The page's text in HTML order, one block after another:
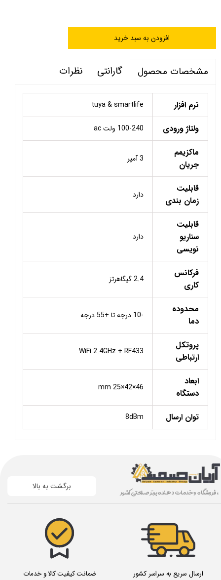
افزودن به سبد خرید
مشخصات محصول گارانتی نظرات
نرم افزار tuya & smartlife
ولتاژ ورودی 100-240 ولت ac
ماکزیمم
جریان
3 آمپر
قابلیت
زمان بندی
دارد
قابلیت
سناریو
نویسی
دارد
فرکانس
کاری
2.4 گیگاهرتز
محدوده
دما
-10 درجه تا +55 درجه
پروتکل
ارتباطی
WiFi 2.4GHz + RF433
ابعاد
دستگاه
46×42×25 mm
توان ارسال 8dBm
ضمانت کیفیت کالا و خدمات
برگشت به بالا ، فروشگاه و خدمات دهنده برتر صنعتی کشور
ارسال سریع به سراسر کشور